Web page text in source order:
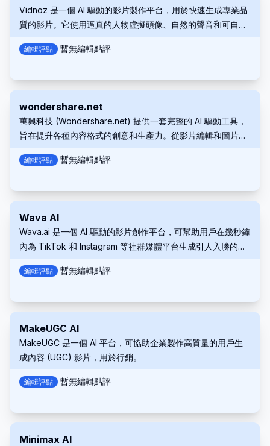
Vidnoz 是一個 AI 驅動的影片製作平台，用於快速生成專業品
質的影片。它使用逼真的人物虛擬頭像、自然的聲音和可自訂
編輯評點 暫無編輯點評
wondershare.net
萬興科技 (Wondershare.net) 提供一套完整的 AI 驅動工具，
旨在提升各種內容格式的創意和生產力。從影片編輯和圖片生
輕鬆創作專業級內容。無論您是內容創作者、行銷人員、教育
能為您提供所需資源，將您的專案提升到新的水平。
編輯評點 暫無編輯點評
Wava AI
Wava.ai 是一個 AI 驅動的影片創作平台，可幫助用戶在幾秒鐘
內為 TikTok 和 Instagram 等社群媒體平台生成引人入勝的、
編輯評點 暫無編輯點評
MakeUGC AI
MakeUGC 是一個 AI 平台，可協助企業製作高質量的用戶生
成內容 (UGC) 影片，用於行銷。
編輯評點 暫無編輯點評
Minimax AI